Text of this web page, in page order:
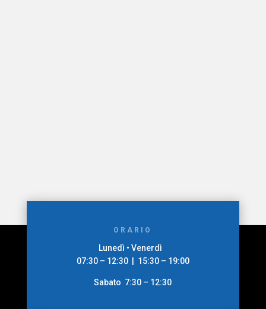
ORARIO
Lunedì • Venerdì
07:30 – 12:30 | 15:30 – 19:00
Sabato 7:30 – 12:30